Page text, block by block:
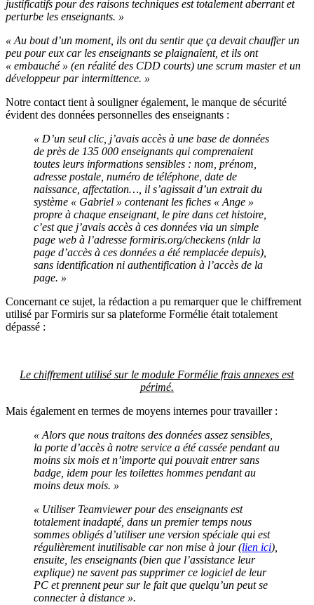
justificatifs pour des raisons techniques est totalement aberrant et
perturbe les enseignants. »
« Au bout d’un moment, ils ont du sentir que ça devait chauffer un
peu pour eux car les enseignants se plaignaient, et ils ont
« embauché » (en réalité des CDD courts) une scrum master et un
développeur par intermittence. »
Notre contact tient à souligner également, le manque de sécurité
évident des données personnelles des enseignants :
« D’un seul clic, j’avais accès à une base de données
de près de 135 000 enseignants qui comprenaient
toutes leurs informations sensibles : nom, prénom,
adresse postale, numéro de téléphone, date de
naissance, affectation…, il s’agissait d’un extrait du
système « Gabriel » contenant les fiches « Ange »
propre à chaque enseignant, le pire dans cet histoire,
c’est que j’avais accès à ces données via un simple
page web à l’adresse formiris.org/checkens (nldr la
page d’accès à ces données a été remplacée depuis),
sans identification ni authentification à l’accès de la
page. »
Concernant ce sujet, la rédaction a pu remarquer que le chiffrement
utilisé par Formiris sur sa plateforme Formélie était totalement
dépassé :
Le chiffrement utilisé sur le module Formélie frais annexes est
périmé.
Mais également en termes de moyens internes pour travailler :
« Alors que nous traitons des données assez sensibles,
la porte d’accès à notre service a été cassée pendant au
moins six mois et n’importe qui pouvait entrer sans
badge, idem pour les toilettes hommes pendant au
moins deux mois. »
« Utiliser Teamviewer pour des enseignants est
totalement inadapté, dans un premier temps nous
sommes obligés d’utiliser une version spéciale qui est
régulièrement inutilisable car non mise à jour (lien ici),
ensuite, les enseignants (bien que l’assistance leur
explique) ne savent pas supprimer ce logiciel de leur
PC et prennent peur sur le fait que quelqu’un peut se
connecter à distance ».